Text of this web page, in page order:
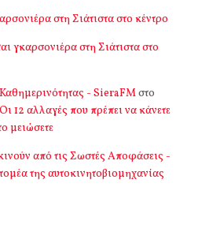
στη Σιάτιστα στο κέντρο
γκαρσονιέρα στη Σιάτιστα στο
- SieraFMστο
12 αλλαγές που πρέπει να κάνετε
μειώσετε
από τις Σωστές Αποφάσεις -
της αυτοκινητοβιομηχανίας